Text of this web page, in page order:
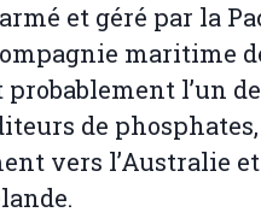
et géré par la
maritime
probablement l’un
de phosphates,
vers l’Australie